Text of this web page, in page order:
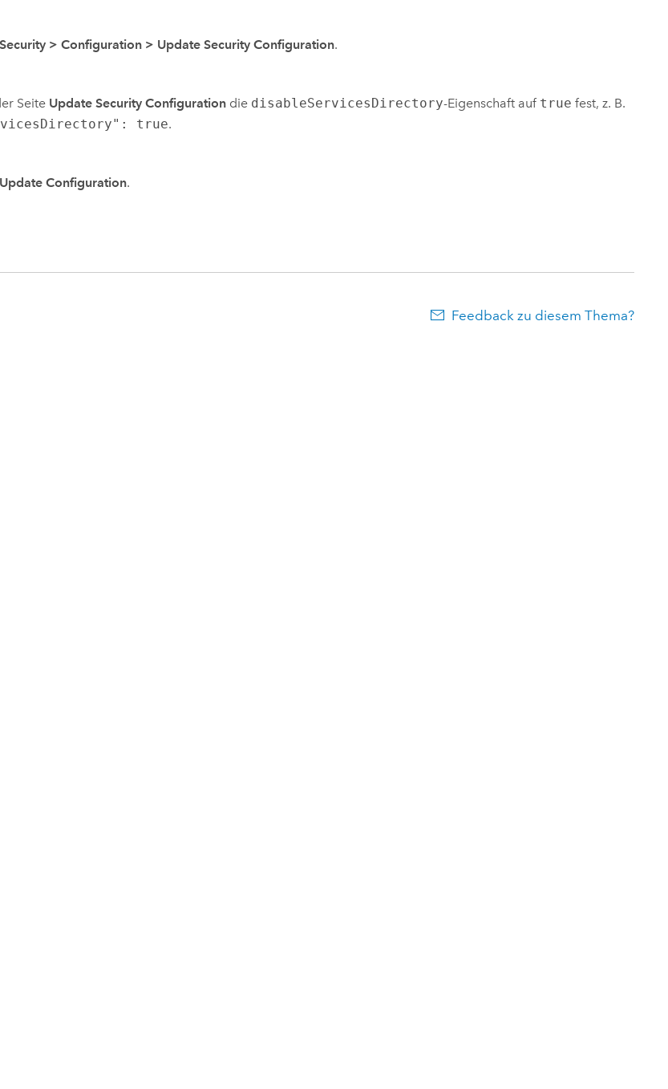
Security > Configuration > Update Security Configuration.
Seite Update Security Configuration die disableServicesDirectory-Eigenschaft auf true fest, z. B.
true.
Update Configuration.
Feedback zu diesem Thema?